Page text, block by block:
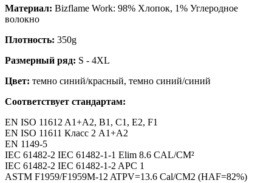
Материал: Bizflame Work: 98% Хлопок, 1% Углеродное
волокно
Плотность: 350g
Размерный ряд: S - 4XL
Цвет: темно синий/красный, темно синий/синий
Соответствует стандартам:
EN ISO 11612 A1+A2, B1, C1, E2, F1
EN ISO 11611 Класс 2 A1+A2
EN 1149-5
IEC 61482-2 IEC 61482-1-1 Elim 8.6 CAL/CM²
IEC 61482-2 IEC 61482-1-2 APC 1
ASTM F1959/F1959M-12 ATPV=13.6 Cal/CM2 (HAF=82%)